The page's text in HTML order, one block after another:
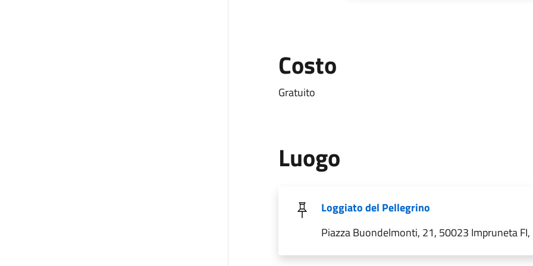
Costo
Gratuito
Luogo
Loggiato del Pellegrino
Piazza Buondelmonti, 21, 50023 Impruneta FI,